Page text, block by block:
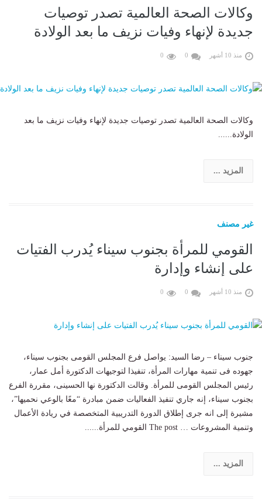
وكالات الصحة العالمية تصدر توصيات
جديدة لإنهاء وفيات نزيف ما بعد الولادة
منذ 10 أشهر 0
0
وكالات الصحة العالمية تصدر توصيات جديدة لإنهاء وفيات نزيف ما بعد
الولادة......
المزيد ...
غير مصنف
القومي للمرأة بجنوب سيناء يُدرب الفتيات
على إنشاء وإدارة
منذ 10 أشهر 0
0
جنوب سيناء – رضا السيد: يواصل فرع المجلس القومى بجنوب سيناء،
جهوده فى تنمية مهارات المرأة، تنفيذا لتوجيهات الدكتورة أمل عمار،
رئيس المجلس القومى للمرأة. وقالت الدكتورة نها الحسينى، مقررة الفرع
بجنوب سيناء، إنه جاري تنفيذ الفعاليات ضمن مبادرة “معًا بالوعي نحميها”،
مشيرة إلى انه جرى إطلاق الدورة التدريبية المتخصصة في ريادة الأعمال
وتنمية المشروعات … The post القومي للمرأة......
المزيد ...